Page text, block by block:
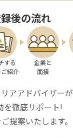
後の流れ
する
紹介
企業と
面接
アアドバイザーが
を徹底サポート!
提案いたします。